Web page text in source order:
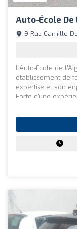
Auto-École De
9 Rue Camille
L'Auto-École de
établissement de
expertise et son
Forte d'une